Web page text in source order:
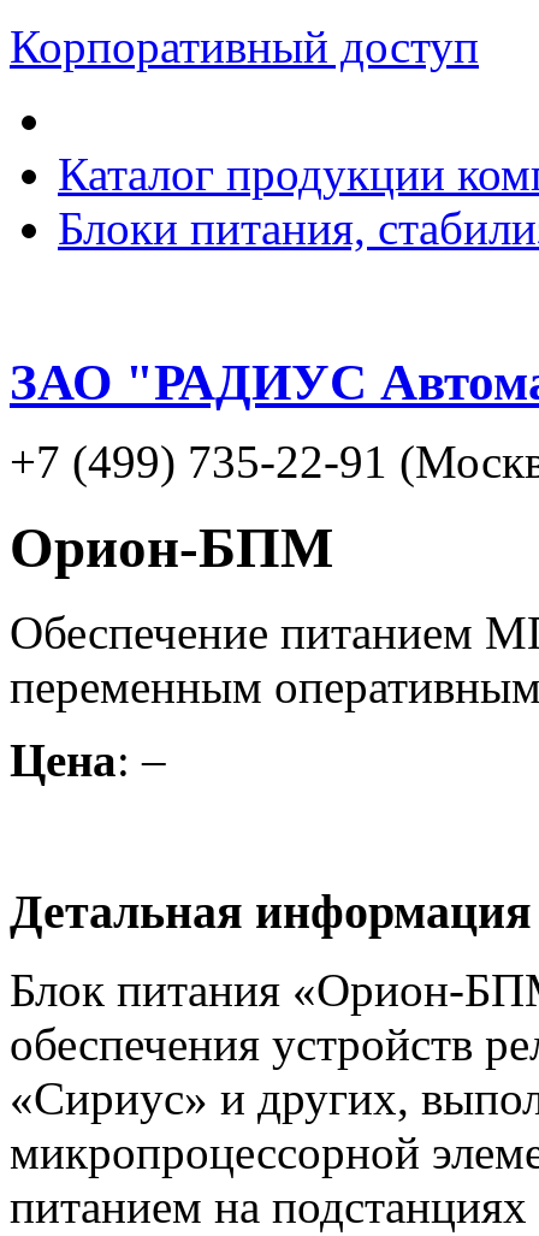
Корпоративный доступ
Каталог продукции
Блоки питания,
ЗАО "РАДИУС
+7 (499) 735-22-91
Орион-БПМ
Обеспечение питанием
переменным
Цена: –
Детальная информация
Блок питания «Орион-
обеспечения устройств
«Сириус» и других,
микропроцессорной
питанием на